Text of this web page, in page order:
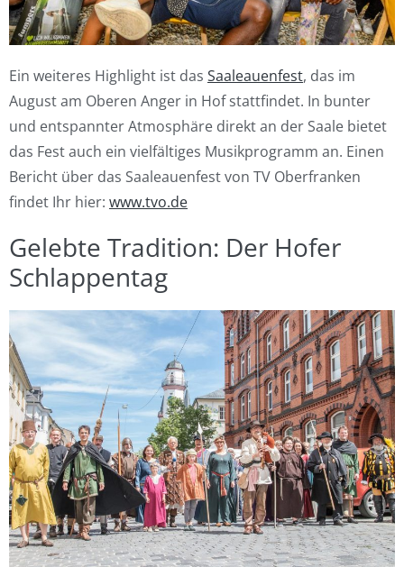
Ein weiteres Highlight ist das Saaleauenfest, das im
August am Oberen Anger in Hof stattfindet. In bunter
und entspannter Atmosphäre direkt an der Saale bietet
das Fest auch ein vielfältiges Musikprogramm an. Einen
Bericht über das Saaleauenfest von TV Oberfranken
findet Ihr hier: www.tvo.de
Gelebte Tradition: Der Hofer
Schlappentag